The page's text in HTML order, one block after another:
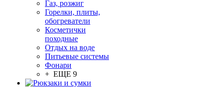
Газ, розжиг
Горелки, плиты,
обогреватели
Косметички
походные
Отдых на воде
Питьевые системы
Фонари
+ ЕЩЕ 9